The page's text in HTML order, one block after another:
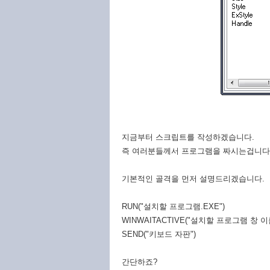
지금부터 스크립트를 작성하겠습니다.
즉 여러분들께서 프로그램을 짜시는겁니
기본적인 골격을 먼저 설명드리겠습니다.
RUN("설치할 프로그램.EXE")
WINWAITACTIVE("설치할 프로그램 창
SEND("키보드 자판")
간단하죠?